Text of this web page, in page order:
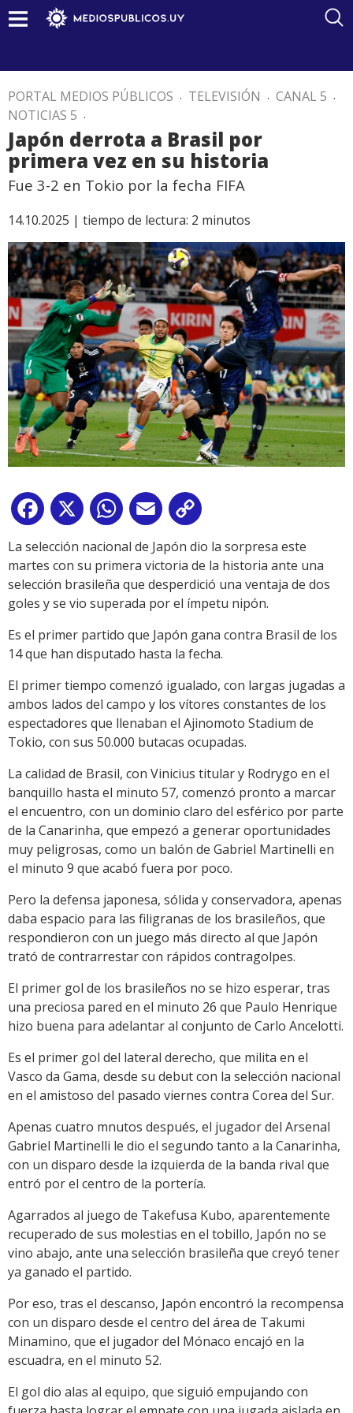
PORTAL MEDIOS PÚBLICOS . TELEVISIÓN . CANAL 5 .
NOTICIAS 5 .
Japón derrota a Brasil por
primera vez en su historia
Fue 3-2 en Tokio por la fecha FIFA
14.10.2025 | tiempo de lectura: 2 minutos
Facebook
X WhatsApp
Email
Link
La selección nacional de Japón dio la sorpresa este
martes con su primera victoria de la historia ante una
selección brasileña que desperdició una ventaja de dos
goles y se vio superada por el ímpetu nipón.
Es el primer partido que Japón gana contra Brasil de los
14 que han disputado hasta la fecha.
El primer tiempo comenzó igualado, con largas jugadas a
ambos lados del campo y los vítores constantes de los
espectadores que llenaban el Ajinomoto Stadium de
Tokio, con sus 50.000 butacas ocupadas.
La calidad de Brasil, con Vinicius titular y Rodrygo en el
banquillo hasta el minuto 57, comenzó pronto a marcar
el encuentro, con un dominio claro del esférico por parte
de la Canarinha, que empezó a generar oportunidades
muy peligrosas, como un balón de Gabriel Martinelli en
el minuto 9 que acabó fuera por poco.
Pero la defensa japonesa, sólida y conservadora, apenas
daba espacio para las filigranas de los brasileños, que
respondieron con un juego más directo al que Japón
trató de contrarrestar con rápidos contragolpes.
El primer gol de los brasileños no se hizo esperar, tras
una preciosa pared en el minuto 26 que Paulo Henrique
hizo buena para adelantar al conjunto de Carlo Ancelotti.
Es el primer gol del lateral derecho, que milita en el
Vasco da Gama, desde su debut con la selección nacional
en el amistoso del pasado viernes contra Corea del Sur.
Apenas cuatro mnutos después, el jugador del Arsenal
Gabriel Martinelli le dio el segundo tanto a la Canarinha,
con un disparo desde la izquierda de la banda rival que
entró por el centro de la portería.
Agarrados al juego de Takefusa Kubo, aparentemente
recuperado de sus molestias en el tobillo, Japón no se
vino abajo, ante una selección brasileña que creyó tener
ya ganado el partido.
Por eso, tras el descanso, Japón encontró la recompensa
con un disparo desde el centro del área de Takumi
Minamino, que el jugador del Mónaco encajó en la
escuadra, en el minuto 52.
El gol dio alas al equipo, que siguió empujando con